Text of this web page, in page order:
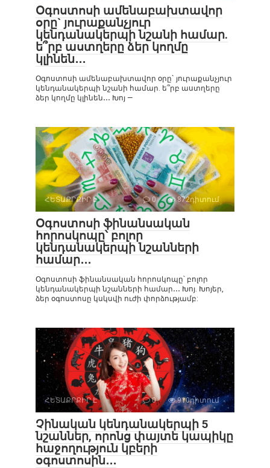
Օգոստոսի ամենաբախտավոր
օրը` յուրաքանչյուր
կենդանակերպի նշանի համար.
ե՞րբ աստղերը ձեր կողմը
կլինեն․․․
Օգոստոսի ամենաբախտավոր օրը` յուրաքանչյուր
կենդանակերպի նշանի համար. ե՞րբ աստղերը
ձեր կողմը կլինեն․․․ Խոյ —
ՀԵՏԱՔՐՔԻՐ Է 0 872դիտում
Օգոստոսի ֆինանսական
հորոսկոպը՝ բոլոր
կենդանակերպի նշանների
համար․․․
Օգոստոսի ֆինանսական հորոսկոպը՝ բոլոր
կենդանակերպի նշանների համար․․․ Խոյ. Խոյեր,
ձեր օգոստոսը կսկսվի ուժի փորձությամբ:
ՀԵՏԱՔՐՔԻՐ Է 0 910դիտում
Չինական կենդանակերպի 5
նշաններ, որոնց փայտե կապիկը
հաջողություն կբերի
օգոստոսին․․․